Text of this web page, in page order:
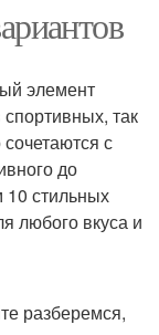
элемент
так
с
до
10 стильных
любого вкуса и
разберемся,